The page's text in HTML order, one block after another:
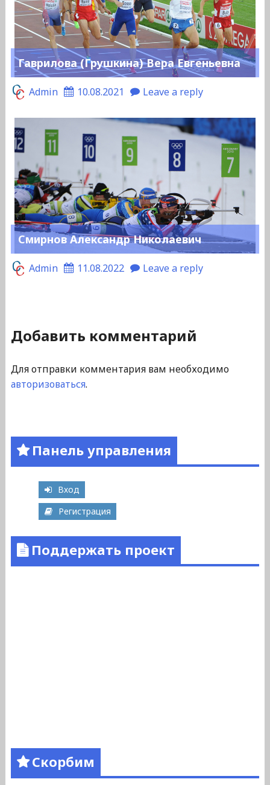
Гаврилова (Грушкина) Вера Евгеньевна
Admin 10.08.2021 Leave a reply
Смирнов Александр Николаевич
Admin 11.08.2022 Leave a reply
Добавить комментарий
Для отправки комментария вам необходимо
авторизоваться.
Панель управления
Вход
Регистрация
Поддержать проект
Скорбим